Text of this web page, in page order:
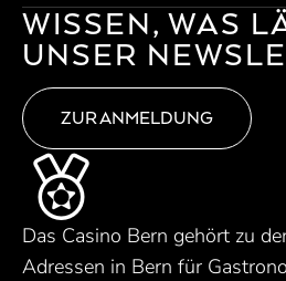
WISSEN, WAS
UNSER
ZUR ANMELDUNG
Das Casino Bern gehört zu
Adressen in Bern für